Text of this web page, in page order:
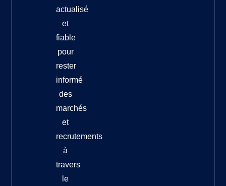
actualisé
et
fiable
pour
rester
informé
des
marchés
et
recrutements
à
travers
le